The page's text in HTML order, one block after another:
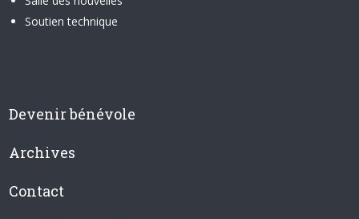
Soutien technique
Devenir bénévole
Archives
Contact